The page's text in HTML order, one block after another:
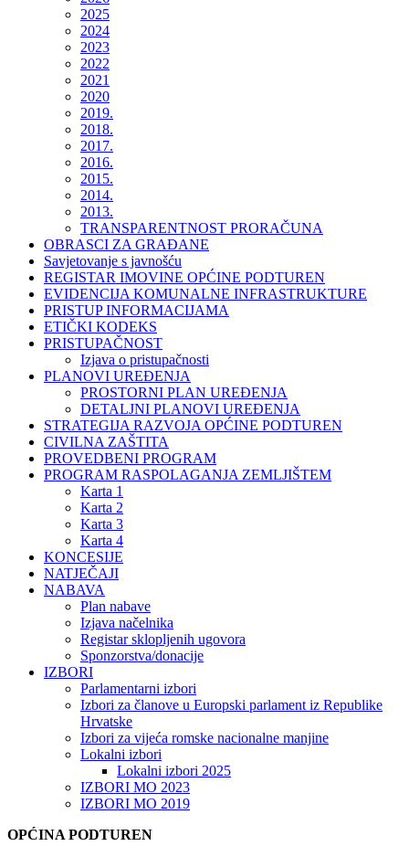
2025
2024
2023
2022
2021
2020
2019.
2018.
2017.
2016.
2015.
2014.
2013.
TRANSPARENTNOST PRORAČUNA
OBRASCI ZA GRAĐANE
Savjetovanje s javnošću
REGISTAR IMOVINE OPĆINE PODTUREN
EVIDENCIJA KOMUNALNE INFRASTRUKTURE
PRISTUP INFORMACIJAMA
ETIČKI KODEKS
PRISTUPAČNOST
Izjava o pristupačnosti
PLANOVI UREĐENJA
PROSTORNI PLAN UREĐENJA
DETALJNI PLANOVI UREĐENJA
STRATEGIJA RAZVOJA OPĆINE PODTUREN
CIVILNA ZAŠTITA
PROVEDBENI PROGRAM
PROGRAM RASPOLAGANJA ZEMLJIŠTEM
Karta 1
Karta 2
Karta 3
Karta 4
KONCESIJE
NATJEČAJI
NABAVA
Plan nabave
Izjava načelnika
Registar sklopljenih ugovora
Sponzorstva/donacije
IZBORI
Parlamentarni izbori
Izbori za članove u Europski parlament iz Republike
Hrvatske
Izbori za vijeća romske nacionalne manjine
Lokalni izbori
Lokalni izbori 2025
IZBORI MO 2023
IZBORI MO 2019
OPĆINA PODTUREN